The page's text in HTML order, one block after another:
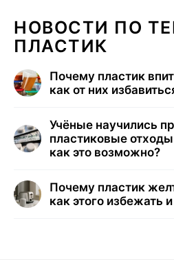
НОВОСТИ ПО
ПЛАСТИК
Почему пластик
как от них
Учёные научились
пластиковые
как это возможно?
Почему пластик
как этого избежать